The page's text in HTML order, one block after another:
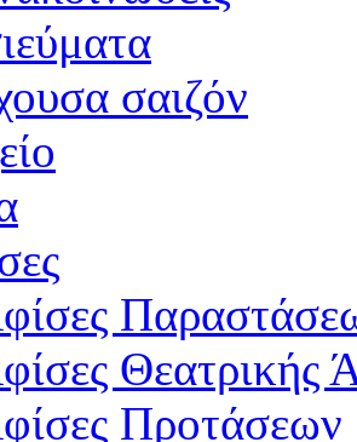
σαιζόν
Θεατρικής
Προτάσεων